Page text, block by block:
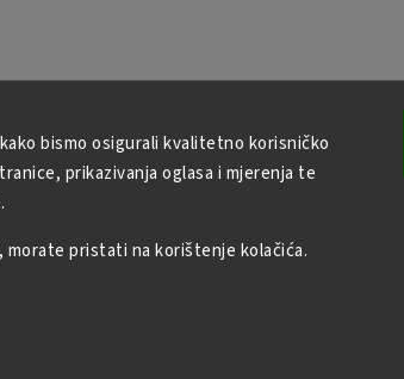
bismo osigurali kvalitetno korisničko
prikazivanja oglasa i mjerenja te
pristati na korištenje kolačića.